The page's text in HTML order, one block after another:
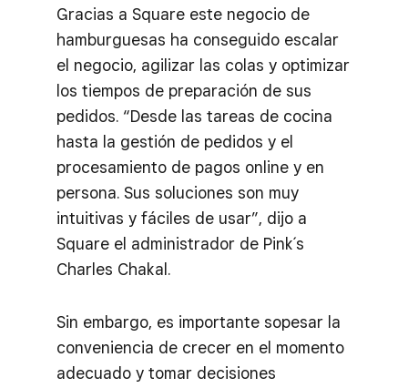
Gracias a Square este negocio de
hamburguesas ha conseguido escalar
el negocio, agilizar las colas y optimizar
los tiempos de preparación de sus
pedidos. “Desde las tareas de cocina
hasta la gestión de pedidos y el
procesamiento de pagos online y en
persona. Sus soluciones son muy
intuitivas y fáciles de usar”, dijo a
Square el administrador de Pink´s
Charles Chakal.
Sin embargo, es importante sopesar la
conveniencia de crecer en el momento
adecuado y tomar decisiones